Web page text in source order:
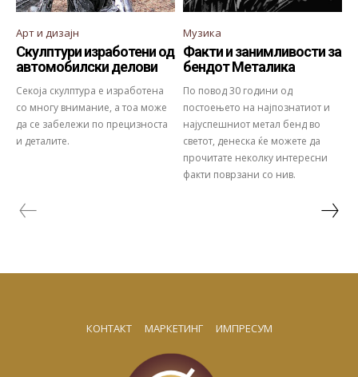
Арт и дизајн
Скулптури изработени од
автомобилски делови
Секоја скулптура е изработена
со многу внимание, а тоа може
да се забележи по прецизноста
и деталите.
Музика
Факти и занимливости за
бендот Металика
По повод 30 години од
постоењето на најпознатиот и
најуспешниот метал бенд во
светот, денеска ќе можете да
прочитате неколку интересни
факти поврзани со нив.
КОНТАКТ МАРКЕТИНГ ИМПРЕСУМ